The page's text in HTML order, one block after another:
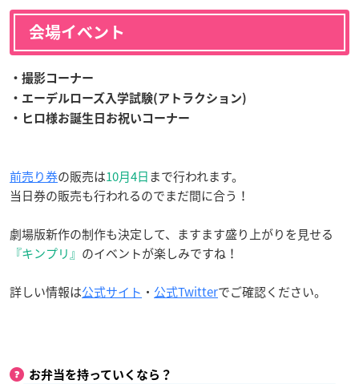
会場イベント
・撮影コーナー
・エーデルローズ入学試験(アトラクション)
・ヒロ様お誕生日お祝いコーナー
前売り券の販売は10月4日まで行われます。
当日券の販売も行われるのでまだ間に合う！
劇場版新作の制作も決定して、ますます盛り上がりを見せる
『キンプリ』 のイベントが楽しみですね！
詳しい情報は公式サイト ・ 公式Twitterでご確認ください。
お弁当を持っていくなら？